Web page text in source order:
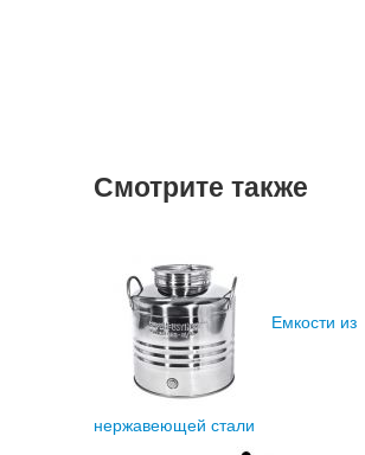
Смотрите также
Емкости из
нержавеющей стали